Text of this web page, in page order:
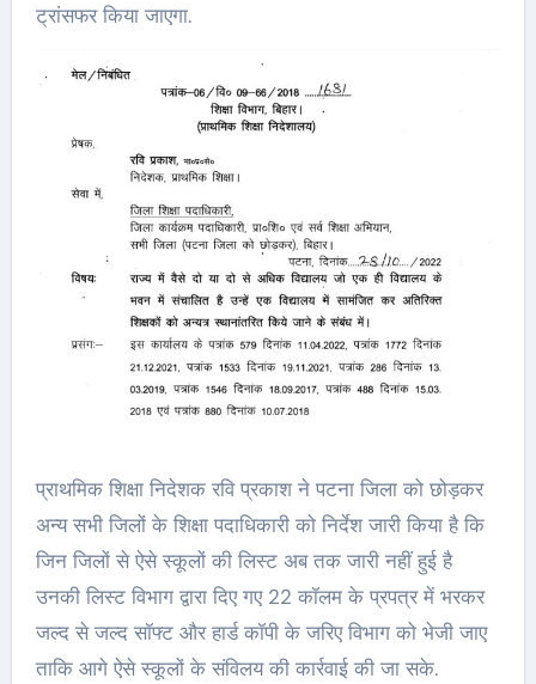
ट्रांसफर किया जाएगा.
प्राथमिक शिक्षा निदेशक रवि प्रकाश ने पटना जिला को छोड़कर
अन्य सभी जिलों के शिक्षा पदाधिकारी को निर्देश जारी किया है कि
जिन जिलों से ऐसे स्कूलों की लिस्ट अब तक जारी नहीं हुई है
उनकी लिस्ट विभाग द्वारा दिए गए 22 कॉलम के प्रपत्र में भरकर
जल्द से जल्द सॉफ्ट और हार्ड कॉपी के जरिए विभाग को भेजी जाए
ताकि आगे ऐसे स्कूलों के संविलय की कार्रवाई की जा सके.